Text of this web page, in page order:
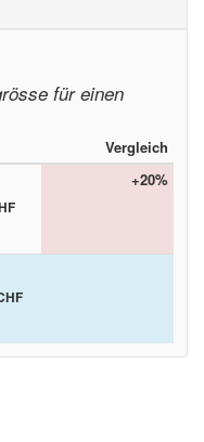
für einen
Vergleich
+20%